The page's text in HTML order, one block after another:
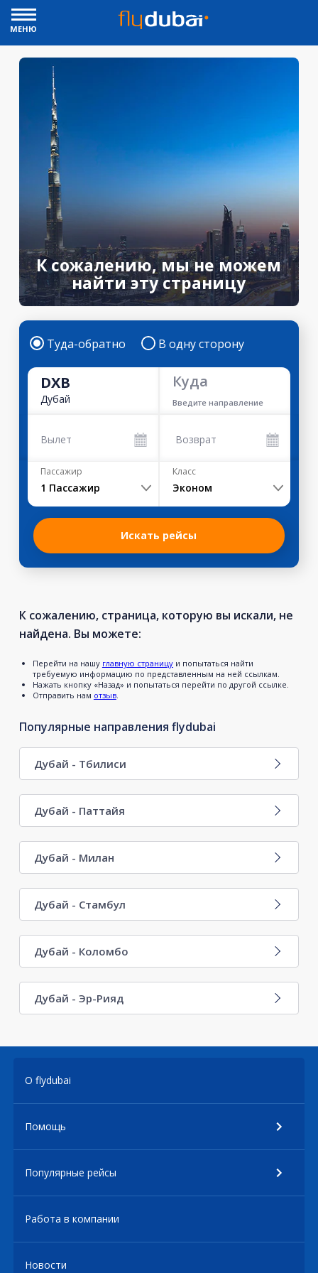
МЕНЮ
К сожалению, мы не можем
найти эту страницу
Туда-обратно В одну сторону
DXB
Дубай
Куда
Введите направление
Вылет Возврат
Пассажир
1 Пассажир
Класс
Эконом
Искать рейсы
К сожалению, страница, которую вы искали, не
найдена. Вы можете:
Перейти на нашу главную страницуи попытаться найти
требуемую информацию по представленным на ней ссылкам.
Нажать кнопку «Назад» и попытаться перейти по другой ссылке.
Отправить нам отзыв.
Популярные направления flydubai
Дубай - Тбилиси
Дубай - Паттайя
Дубай - Милан
Дубай - Стамбул
Дубай - Коломбо
Дубай - Эр-Рияд
О flydubai
Помощь
Популярные рейсы
Работа в компании
Новости